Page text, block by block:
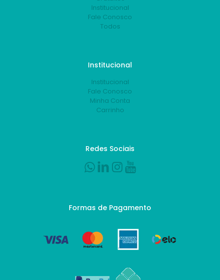
Institucional
Fale Conosco
Todos
Institucional
Institucional
Fale Conosco
Minha Conta
Carrinho
Redes Sociais
Formas de Pagamento